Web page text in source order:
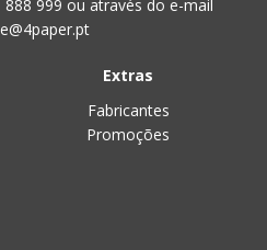
888 999 ou através do e-mail
Extras
Fabricantes
Promoções